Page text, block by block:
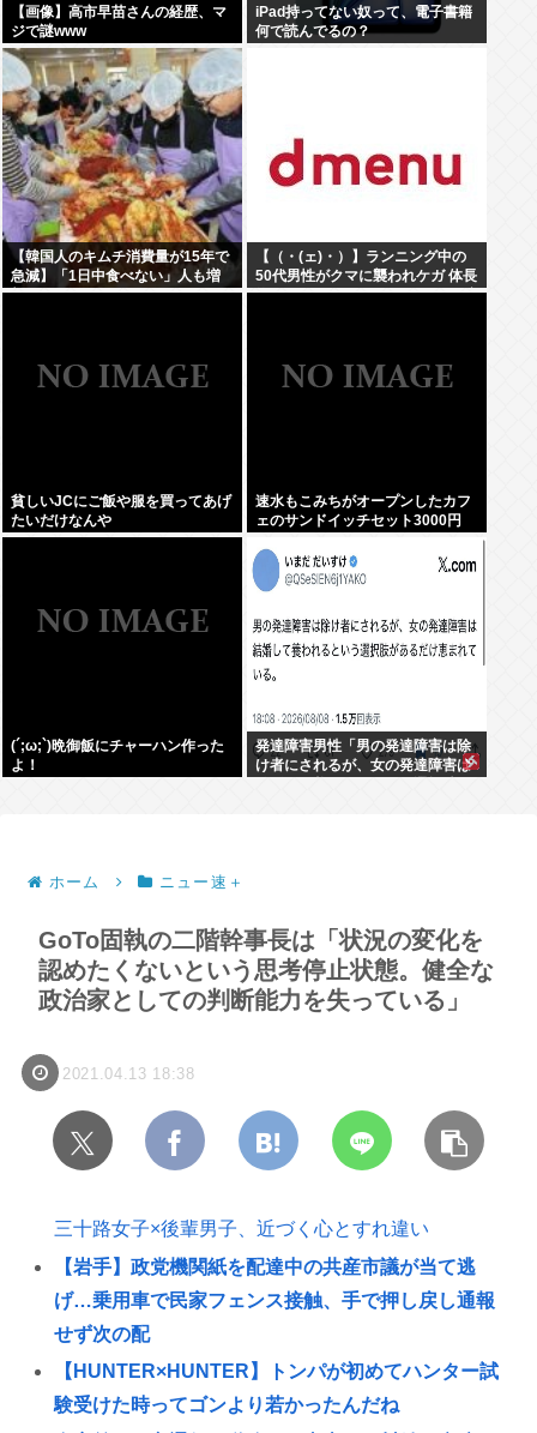
【画像】高市早苗さんの経歴、マ
ジで謎www
iPad持ってない奴って、電子書籍
何で読んでるの？
【韓国人のキムチ消費量が15年で
急減】「1日中食べない」人も増
加
【（・(ェ)・）】ランニング中の
50代男性がクマに襲われケガ 体長
約1.3メートルのツキノワグマに腕
貧しいJCにご飯や服を買ってあげ
たいだけなんや
速水もこみちがオープンしたカフ
ェのサンドイッチセット3000円
(´;ω;`)晩御飯にチャーハン作った
よ！
発達障害男性「男の発達障害は除
け者にされるが、女の発達障害は
ホーム ニュー速＋
GoTo固執の二階幹事長は「状況の変化を
認めたくないという思考停止状態。健全な
政治家としての判断能力を失っている」
2021.04.13 18:38
三十路女子×後輩男子、近づく心とすれ違い
【岩手】政党機関紙を配達中の共産市議が当て逃
げ…乗用車で民家フェンス接触、手で押し戻し通報
せず次の配
【HUNTER×HUNTER】トンパが初めてハンター試
験受けた時ってゴンより若かったんだね